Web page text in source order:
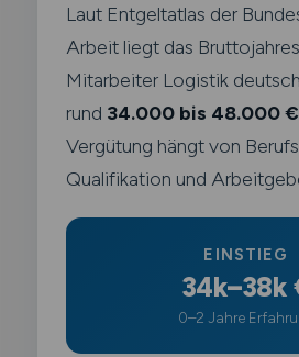
Laut Entgeltatlas der
Arbeit liegt das
Mitarbeiter Logistik
rund 34.000 bis 48.000 €
Vergütung hängt von
Qualifikation und
EINSTIEG
34k–38k
0–2 Jahre